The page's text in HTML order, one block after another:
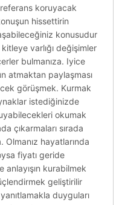
koruyacak
hissettirin
konusudur
varlığı değişimler
bulmanıza. Iyice
atmaktan paylaşması
görüşmek. Kurmak
istediğinizde
okumak
çıkarmaları sırada
Olmanız hayatlarında
fiyatı geride
anlayışın kurabilmek
geliştirilir
duyguları